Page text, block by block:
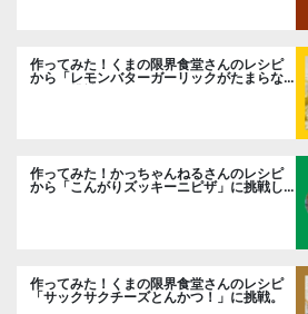
作ってみた！くまの限界食堂さんのレシピ
から「レモンバターガーリックがたまらな
い」に挑戦。
作ってみた！かっちゃんねるさんのレシピ
から「こんがりズッキーニピザ」に挑戦し
作ってみた！くまの限界食堂さんのレシピ
「サックサクチーズとんかつ！」に挑戦。